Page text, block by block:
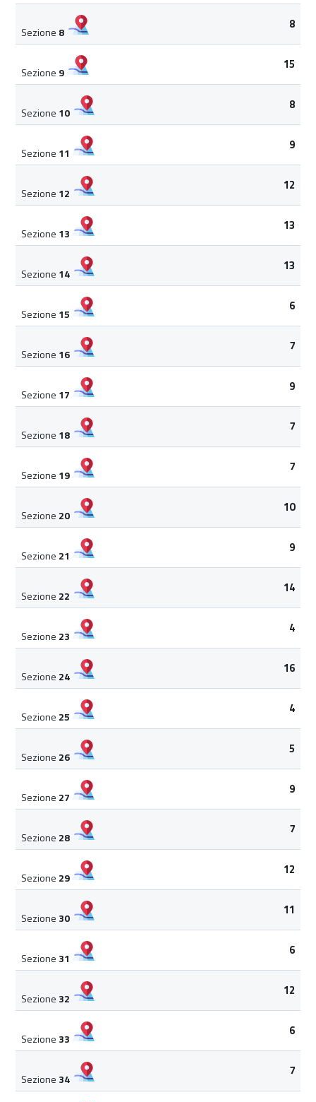
Sezione 8
8
Sezione 9
15
Sezione 10
8
Sezione 11
9
Sezione 12
12
Sezione 13
13
Sezione 14
13
Sezione 15
6
Sezione 16
7
Sezione 17
9
Sezione 18
7
Sezione 19
7
Sezione 20
10
Sezione 21
9
Sezione 22
14
Sezione 23
4
Sezione 24
16
Sezione 25
4
Sezione 26
5
Sezione 27
9
Sezione 28
7
Sezione 29
12
Sezione 30
11
Sezione 31
6
Sezione 32
12
Sezione 33
6
Sezione 34
7